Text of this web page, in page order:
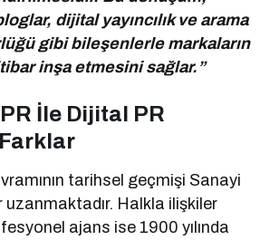
dijital yayıncılık ve arama
gibi bileşenlerle markaların
inşa etmesini sağlar.”
İle Dijital PR
tarihsel geçmişi Sanayi
uzanmaktadır. Halkla ilişkiler
ajans ise 1900 yılında